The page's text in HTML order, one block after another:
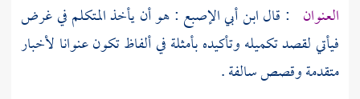
العنوان : قالابن أبي الإصبع : هو أن يأخذ المتكلم في غرض
فيأتي لقصد تكميله وتأكيده بأمثلة في ألفاظ تكون عنوانا لأخبار
متقدمة وقصص سالفة .